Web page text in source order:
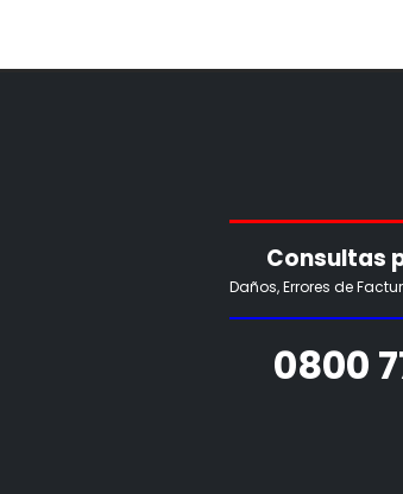
Consultas
Daños, Errores de
0800